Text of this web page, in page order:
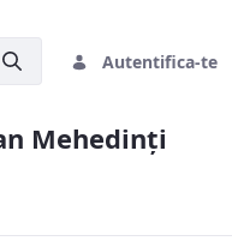
Autentifica-te
Mehedinți